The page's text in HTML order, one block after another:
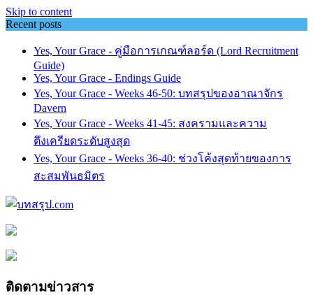
Skip to content
Recent posts
Yes, Your Grace - คู่มือการเกณฑ์ลอร์ด (Lord Recruitment
Guide)
Yes, Your Grace - Endings Guide
Yes, Your Grace - Weeks 46-50: บทสรุปของอาณาจักร
Davern
Yes, Your Grace - Weeks 41-45: สงครามและความ
ตึงเครียดระดับสูงสุด
Yes, Your Grace - Weeks 36-40: ช่วงโค้งสุดท้ายของการ
สะสมพันธมิตร
ติดตามข่าวสาร